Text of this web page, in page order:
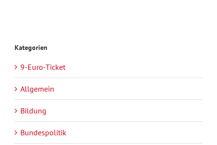
Kategorien
9-Euro-Ticket
Allgemein
Bildung
Bundespolitik